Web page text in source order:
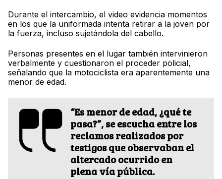
Durante el intercambio, el video evidencia momentos
en los que la uniformada intenta retirar a la joven por
la fuerza, incluso sujetándola del cabello.
Personas presentes en el lugar también intervinieron
verbalmente y cuestionaron el proceder policial,
señalando que la motociclista era aparentemente una
menor de edad.
“Es menor de edad, ¿qué te
pasa?”, se escucha entre los
reclamos realizados por
testigos que observaban el
altercado ocurrido en
plena vía pública.